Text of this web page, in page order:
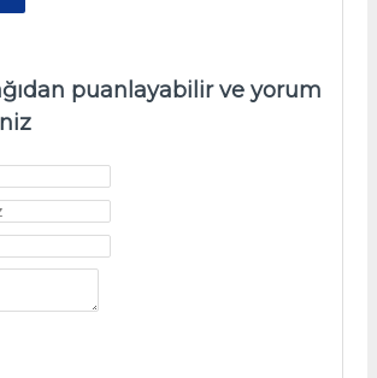
puanlayabilir ve yorum